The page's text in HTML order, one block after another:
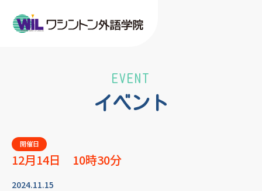
イベント
EVENT
開催日
12月14日 10時30分
2024.11.15